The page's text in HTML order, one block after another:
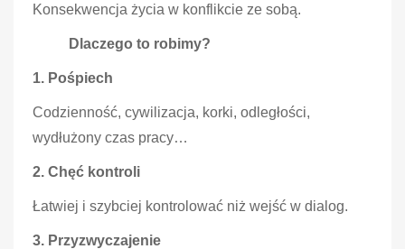
Konsekwencja życia w konflikcie ze sobą.
Dlaczego to robimy?
1. Pośpiech
Codzienność, cywilizacja, korki, odległości,
wydłużony czas pracy…
2. Chęć kontroli
Łatwiej i szybciej kontrolować niż wejść w dialog.
3. Przyzwyczajenie